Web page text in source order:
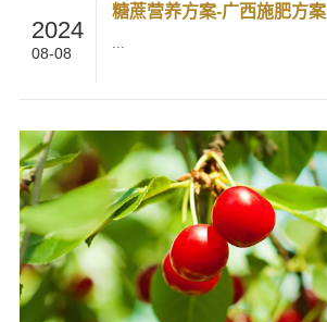
2024
08-08
糖蔗营养方案-广西施肥方案